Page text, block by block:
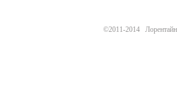
©2011-2014